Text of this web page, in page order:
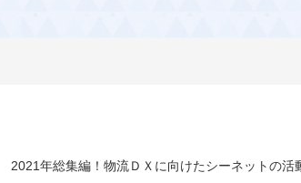
2021年総集編！物流ＤＸに向けたシーネットの活